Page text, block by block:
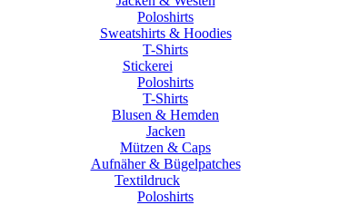
Poloshirts
Sweatshirts & Hoodies
T-Shirts
Stickerei
Poloshirts
T-Shirts
Blusen & Hemden
Jacken
Mützen & Caps
Aufnäher & Bügelpatches
Textildruck
Poloshirts